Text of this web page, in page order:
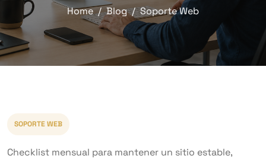
Home Blog Soporte Web
SOPORTE WEB
Checklist mensual para mantener un sitio estable,